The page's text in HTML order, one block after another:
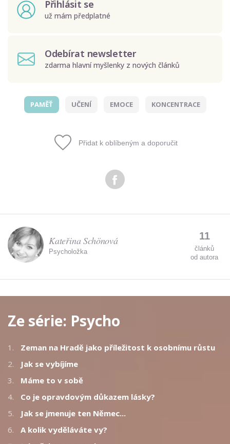
Přihlásit se
už mám předplatné
Odebírat newsletter
zdarma hlavní myšlenky z nových článků
Zadáním e-mailu souhlasíte se zpracováním osobních
PAMĚŤ UČENÍ EMOCE KONCENTRACE
Přidat k oblíbeným a doporučit
Kateřina Schönová
Psycholožka
11
článků
od autora
Ze série: Psycho
1.
Zeman na Hradě jako příležitost k osobnímu růstu
2.
Jak se vybíjíme
3.
Máme to v sobě
4.
Co je opravdovým důkazem lásky?
5.
Jak se jmenuje ten Němec...
6.
A kolik vyděláváte vy?